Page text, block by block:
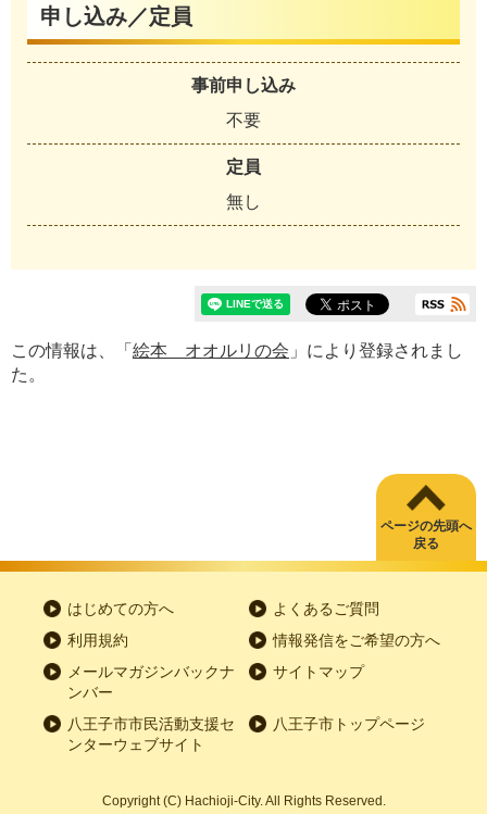
申し込み／定員
事前申し込み
不要
定員
無し
この情報は、「 絵本 オオルリの会 」により登録されまし
た。
ページの先頭へ
戻る
はじめての方へ
よくあるご質問
利用規約
情報発信をご希望の方へ
メールマガジンバックナ
ンバー
サイトマップ
八王子市市民活動支援セ
ンターウェブサイト
八王子市トップページ
Copyright(C) Hachioji-City. All Rights Reserved.